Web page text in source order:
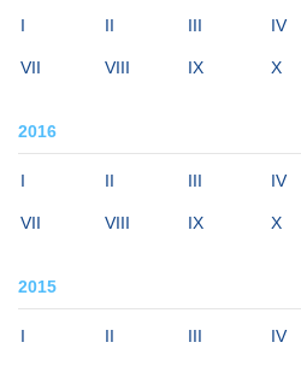
I II III IV
VII VIII IX X
2016
I II III IV
VII VIII IX X
2015
I II III IV